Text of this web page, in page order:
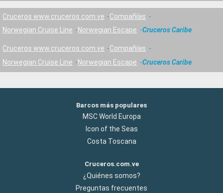
Cruceros www.cruceros.com.ve
Compañías
Norwegian Cruise Line
Norwegian Escape Cruceros Caribe
Cruceros www.cruceros.com.ve
Compañías
Norwegian Cruise Line
Norwegian Escape Cruceros Caribe
Barcos más populares
MSC World Europa
Icon of the Seas
Costa Toscana
Cruceros.com.ve
¿Quiénes somos?
Preguntas frecuentes